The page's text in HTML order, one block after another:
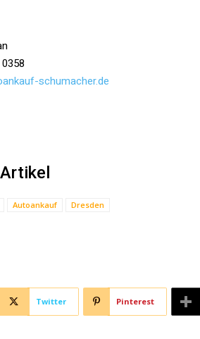
schumacher.de
Autoankauf Dresden
Twitter Pinterest